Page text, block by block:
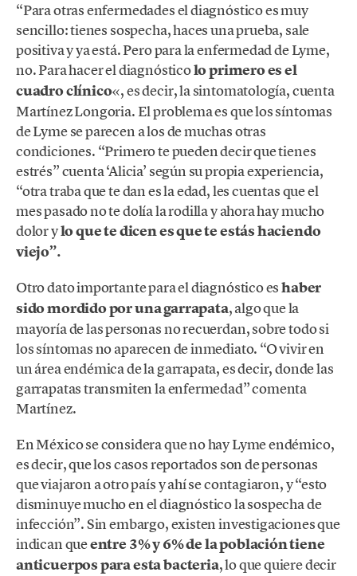
“Para otras enfermedades el diagnóstico es muy
sencillo: tienes sospecha, haces una prueba, sale
positiva y ya está. Pero para la enfermedad de Lyme,
no. Para hacer el diagnósticolo primero es el
cuadro clínico«, es decir, la sintomatología, cuenta
Martínez Longoria. El problema es que los síntomas
de Lyme se parecen a los de muchas otras
condiciones. “Primero te pueden decir que tienes
estrés” cuenta ‘Alicia’ según su propia experiencia,
“otra traba que te dan es la edad, les cuentas que el
mes pasado no te dolía la rodilla y ahora hay mucho
dolor ylo que te dicen es que te estás haciendo
viejo”.
Otro dato importante para el diagnóstico eshaber
sido mordido por una garrapata, algo que la
mayoría de las personas no recuerdan, sobre todo si
los síntomas no aparecen de inmediato. “O vivir en
un área endémica de la garrapata, es decir, donde las
garrapatas transmiten la enfermedad” comenta
Martínez.
En México se considera que no hay Lyme endémico,
es decir, que los casos reportados son de personas
que viajaron a otro país y ahí se contagiaron, y “esto
disminuye mucho en el diagnóstico la sospecha de
infección”. Sin embargo, existen investigaciones que
indican queentre 3% y 6% de la población tiene
anticuerpos para esta bacteria, lo que quiere decir